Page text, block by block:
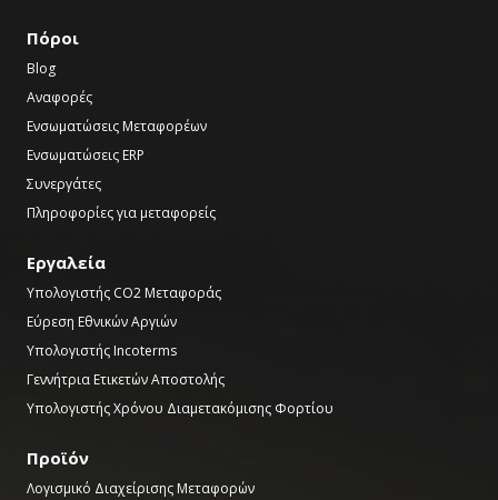
Πόροι
Blog
Αναφορές
Ενσωματώσεις Μεταφορέων
Ενσωματώσεις ERP
Συνεργάτες
Πληροφορίες για μεταφορείς
Εργαλεία
Υπολογιστής CO2 Μεταφοράς
Εύρεση Εθνικών Αργιών
Υπολογιστής Incoterms
Γεννήτρια Ετικετών Αποστολής
Υπολογιστής Χρόνου Διαμετακόμισης Φορτίου
Προϊόν
Λογισμικό Διαχείρισης Μεταφορών